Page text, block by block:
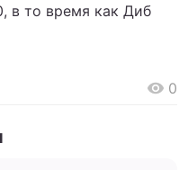
в то время как Диб
0